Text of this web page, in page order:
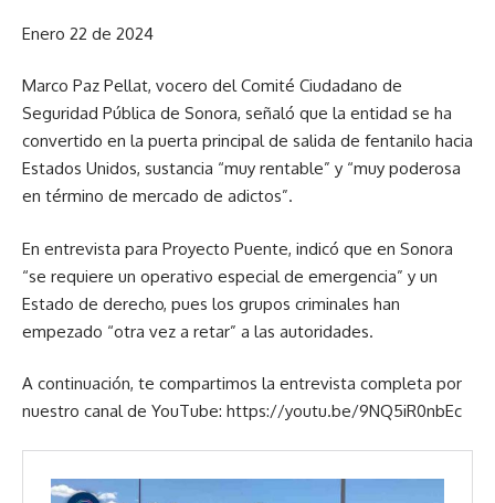
Enero 22 de 2024
Marco Paz Pellat, vocero del Comité Ciudadano de
Seguridad Pública de Sonora, señaló que la entidad se ha
convertido en la puerta principal de salida de fentanilo hacia
Estados Unidos, sustancia “muy rentable” y “muy poderosa
en término de mercado de adictos”.
En entrevista para Proyecto Puente, indicó que en Sonora
“se requiere un operativo especial de emergencia” y un
Estado de derecho, pues los grupos criminales han
empezado “otra vez a retar” a las autoridades.
A continuación, te compartimos la entrevista completa por
nuestro canal de YouTube: https://youtu.be/9NQ5iR0nbEc